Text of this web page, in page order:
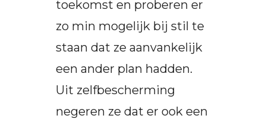
toekomst en proberen er
zo min mogelijk bij stil te
staan dat ze aanvankelijk
een ander plan hadden.
Uit zelfbescherming
negeren ze dat er ook een